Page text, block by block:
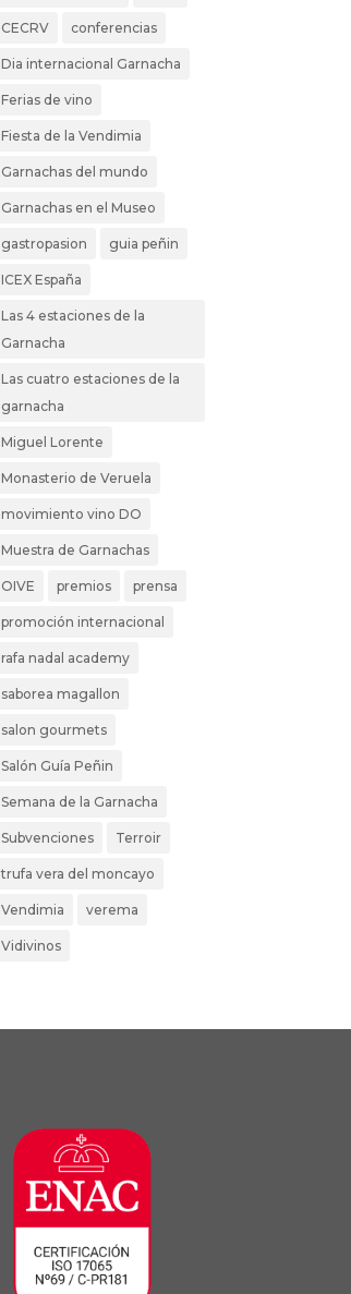
CECRV conferencias
Dia internacional Garnacha
Ferias de vino
Fiesta de la Vendimia
Garnachas del mundo
Garnachas en el Museo
gastropasion guia peñin
ICEX España
Las 4 estaciones de la
Garnacha
Las cuatro estaciones de la
garnacha
Miguel Lorente
Monasterio de Veruela
movimiento vino DO
Muestra de Garnachas
OIVE premios prensa
promoción internacional
rafa nadal academy
saborea magallon
salon gourmets
Salón Guía Peñin
Semana de la Garnacha
Subvenciones Terroir
trufa vera del moncayo
Vendimia verema
Vidivinos